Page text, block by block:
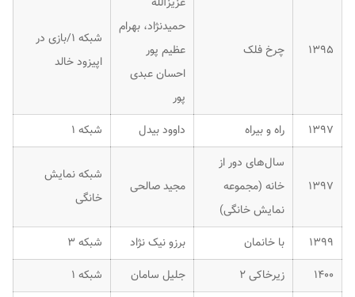
۱۳۹۵ چرخ فلک
حمیدنژاد، بهرام
عظیم پور
احسان عبدی
پور
شبکه ۱/بازی در
اپیزود خالد
۱۳۹۷ راه و بیراه داوود بیدل شبکه ۱
۱۳۹۷
سال‌های دور از
خانه (مجموعه
نمایش خانگی)
مجید صالحی
شبکه نمایش
خانگی
۱۳۹۹ با خانمان برزو نیک نژاد
شبکه ۳
۱۴۰۰
زیرخاکی ۲ جلیل سامان شبکه ۱